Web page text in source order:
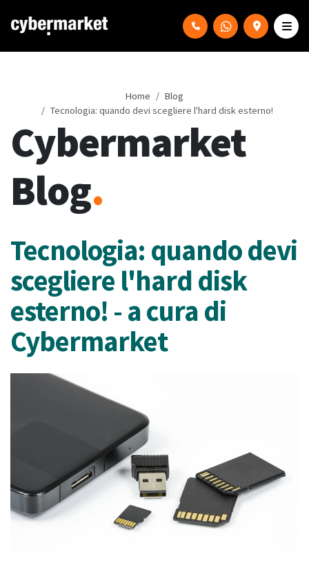
Home
Blog
Tecnologia: quando devi scegliere l'hard disk esterno!
Cybermarket
Blog.
Tecnologia: quando devi
scegliere l'hard disk
esterno! - a cura di
Cybermarket